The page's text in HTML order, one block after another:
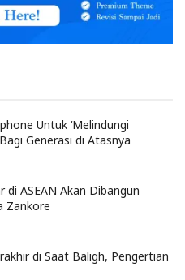
Untuk ‘Melindungi
Generasi di Atasnya
ASEAN Akan Dibangun
Zankore
di Saat Baligh, Pengertian